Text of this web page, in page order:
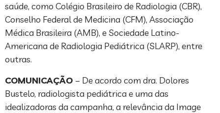
saúde, como Colégio Brasileiro de Radiologia (CBR),
Conselho Federal de Medicina (CFM), Associação
Médica Brasileira (AMB), e Sociedade Latino-
Americana de Radiologia Pediátrica (SLARP), entre
outras.
COMUNICAÇÃO – De acordo com dra. Dolores
Bustelo, radiologista pediátrica e uma das
idealizadoras da campanha, a relevância da Image